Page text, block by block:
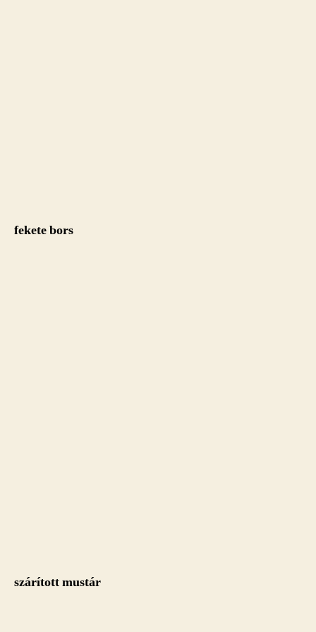
fekete bors
szárított mustár